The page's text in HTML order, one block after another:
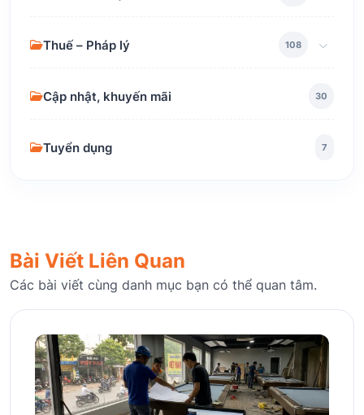
Thuế – Pháp lý 108
Cập nhật, khuyến mãi 30
Tuyển dụng 7
Bài Viết Liên Quan
Các bài viết cùng danh mục bạn có thể quan tâm.